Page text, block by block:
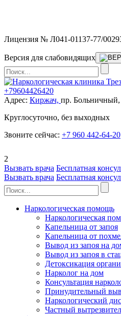
Лицензия № Л041-01137-77/
Версия для слабовидящих
+79604426420
Адрес: Киржач, пр. Больничный,
Круглосуточно, без выходных
Звоните сейчас: +7 960 442-64-20
2
Вызвать врача Бесплатная
Вызвать врача Бесплатная
Наркологическая помощь
Наркологическая
Капельница от запоя
Капельница от
Вывод из запоя на
Вывод из запоя в
Детоксикация
Нарколог на дом
Консультация
Принудительный
Наркологический
Частный